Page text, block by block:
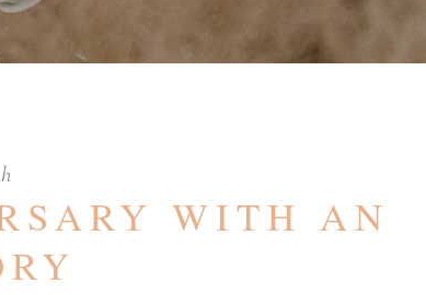
WITH AN